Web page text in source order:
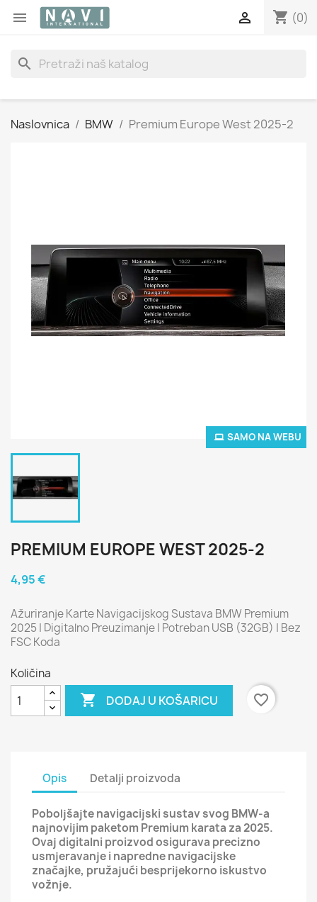
 shopping_cart (0)

search
Naslovnica BMW Premium Europe West 2025-2
SAMO NA WEBU
PREMIUM EUROPE WEST 2025-2
4,95 €
Ažuriranje Karte Navigacijskog Sustava BMW Premium
2025 | Digitalno Preuzimanje | Potreban USB (32GB) | Bez
FSC Koda
Količina
 DODAJ U KOŠARICU favorite_border
Opis Detalji proizvoda
Poboljšajte navigacijski sustav svog BMW-a
najnovijim paketom Premium karata za 2025.
Ovaj digitalni proizvod osigurava precizno
usmjeravanje i napredne navigacijske
značajke, pružajući besprijekorno iskustvo
vožnje.